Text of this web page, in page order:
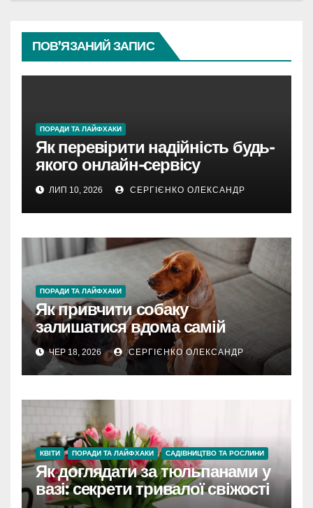
ПОВ’ЯЗАНИЙ ЗАПИС
ПОРАДИ ТА ЛАЙФХАКИ
Як перевірити надійність будь-
якого онлайн-сервісу
ЛИП 10, 2026 СЕРГІЄНКО ОЛЕКСАНДР
ПОРАДИ ТА ЛАЙФХАКИ
Як привчити собаку
залишатися вдома самій
ЧЕР 18, 2026 СЕРГІЄНКО ОЛЕКСАНДР
КВІТИ ПОРАДИ ТА ЛАЙФХАКИ САДІВНИЦТВО ТА РОСЛИНИ
Як доглядати за тюльпанами у
вазі: секрети тривалої свіжості